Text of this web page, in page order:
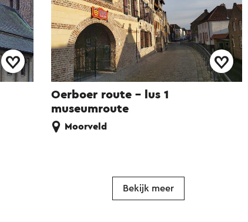
Oerboer route – lus 1
museumroute
Moorveld
Bekijk meer